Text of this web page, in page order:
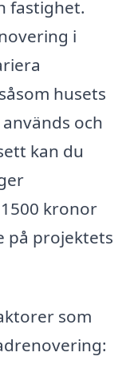
fastighet.
i
husets
och
kan du
kronor
på projektets
som